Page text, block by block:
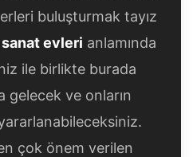
buluşturmak tayız
sanat evleri anlamında
ile birlikte burada
gelecek ve onların
çok önem verilen